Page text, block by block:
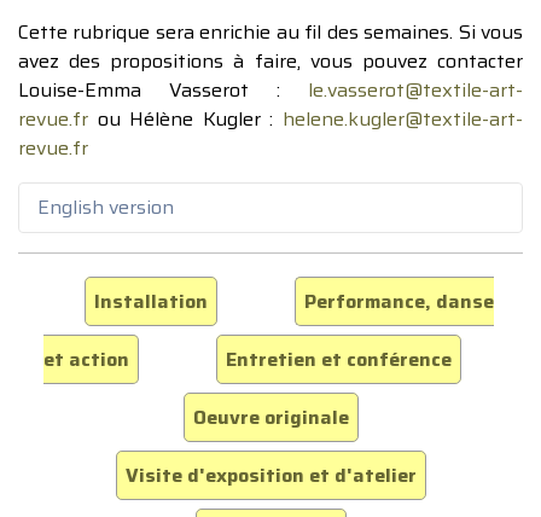
Cette rubrique sera enrichie au fil des semaines. Si vous
avez des propositions à faire, vous pouvez contacter
Louise-Emma Vasserot : le.vasserot@textile-art-
revue.fr ou Hélène Kugler : helene.kugler@textile-art-
revue.fr
English version
Installation
Performance, danse
et action
Entretien et conférence
Oeuvre originale
Visite d'exposition et d'atelier